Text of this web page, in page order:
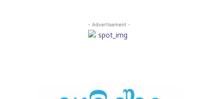
- Advertisement -